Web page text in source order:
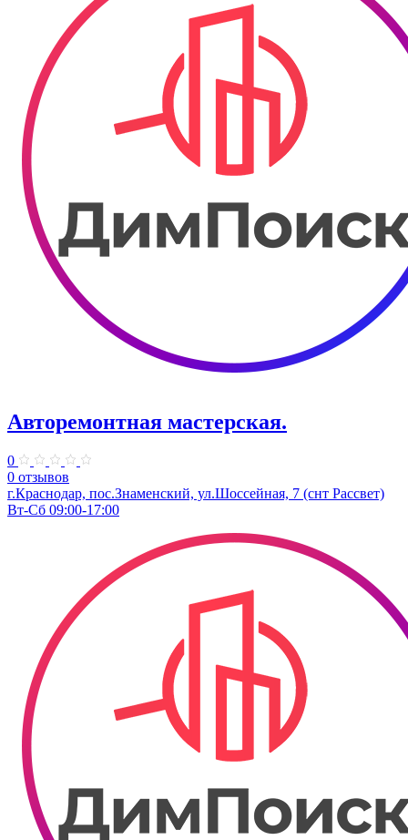
Авторемонтная мастерская.
0
0 отзывов
г.Краснодар, пос.Знаменский, ул.Шоссейная, 7 (снт Рассвет)
Вт-Сб 09:00-17:00